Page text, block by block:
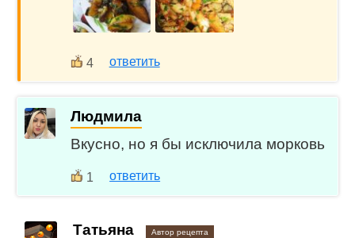
4 ответить
Людмила
Вкусно, но я бы исключила морковь
1 ответить
Татьяна Автор рецепта